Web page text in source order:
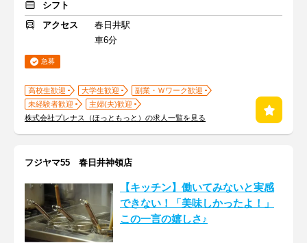
シフト
アクセス
春日井駅
車6分
急募
高校生歓迎 大学生歓迎
副業・Ｗワーク歓迎
未経験者歓迎
主婦(夫)歓迎
株式会社プレナス（ほっともっと）の求人一覧を見る
フジヤマ55 春日井神領店
【キッチン】働いてみないと実感
できない！「美味しかったよ！」
この一言の嬉しさ♪